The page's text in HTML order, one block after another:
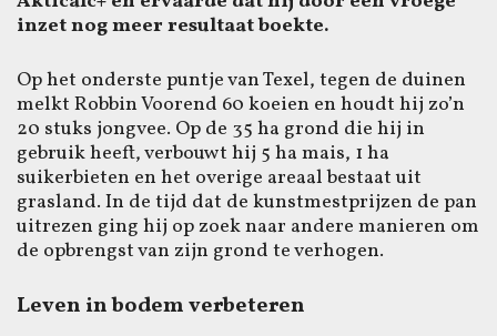
inzet nog meer resultaat boekte.
Op het onderste puntje van Texel, tegen de duinen
melkt Robbin Voorend 60 koeien en houdt hij zo’n
20 stuks jongvee. Op de 35 ha grond die hij in
gebruik heeft, verbouwt hij 5 ha mais, 1 ha
suikerbieten en het overige areaal bestaat uit
grasland. In de tijd dat de kunstmestprijzen de pan
uitrezen ging hij op zoek naar andere manieren om
de opbrengst van zijn grond te verhogen.
Leven in bodem verbeteren